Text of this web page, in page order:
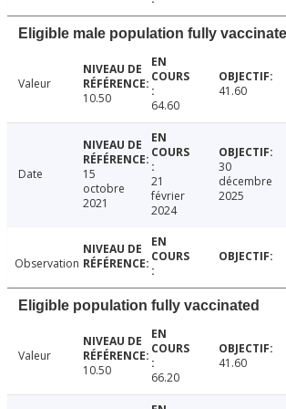
Eligible male population fully
Valeur
10.50
64.60
41.60
Date
15
octobre
2021
21
février
2024
30
décembre
2025
Observation
Eligible population fully vaccinated
Valeur
10.50
66.20
41.60